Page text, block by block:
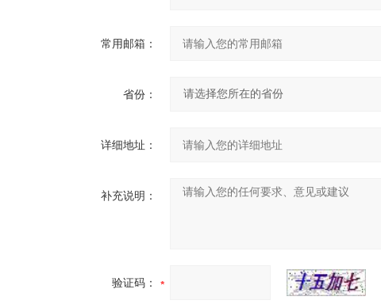
常用邮箱：
省份：
详细地址：
补充说明：
验证码：